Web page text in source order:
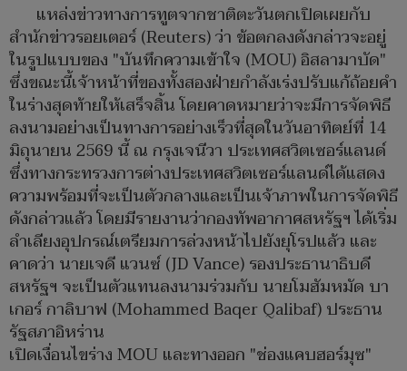
​แหล่งข่าวทางการทูตจากชาติตะวันตกเปิดเผยกับ
สำนักข่าวรอยเตอร์ (Reuters) ว่า ข้อตกลงดังกล่าวจะอยู่
ในรูปแบบของ "บันทึกความเข้าใจ (MOU) อิสลามาบัด"
ซึ่งขณะนี้เจ้าหน้าที่ของทั้งสองฝ่ายกำลังเร่งปรับแก้ถ้อยคำ
ในร่างสุดท้ายให้เสร็จสิ้น โดยคาดหมายว่าจะมีการจัดพิธี
ลงนามอย่างเป็นทางการอย่างเร็วที่สุดในวันอาทิตย์ที่ 14
มิถุนายน 2569 นี้ ณ กรุงเจนีวา ประเทศสวิตเซอร์แลนด์
ซึ่งทางกระทรวงการต่างประเทศสวิตเซอร์แลนด์ได้แสดง
ความพร้อมที่จะเป็นตัวกลางและเป็นเจ้าภาพในการจัดพิธี
ดังกล่าวแล้ว โดยมีรายงานว่ากองทัพอากาศสหรัฐฯ ได้เริ่ม
ลำเลียงอุปกรณ์เตรียมการล่วงหน้าไปยังยุโรปแล้ว และ
คาดว่า นายเจดี แวนซ์ (JD Vance) รองประธานาธิบดี
สหรัฐฯ จะเป็นตัวแทนลงนามร่วมกับ นายโมฮัมหมัด บา
เกอร์ กาลิบาฟ (Mohammed Baqer Qalibaf) ประธาน
รัฐสภาอิหร่าน
​เปิดเงื่อนไขร่าง MOU และทางออก "ช่องแคบฮอร์มุซ"